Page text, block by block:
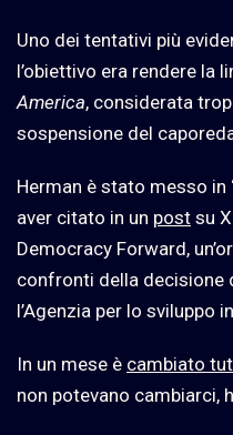
Uno dei tentativi più
l’obiettivo era rendere la
America, considerata
sospensione del
Herman è stato messo in
aver citato in un post su
Democracy Forward,
confronti della decisione
l’Agenzia per lo sviluppo
In un mese è cambiato
non potevano cambiarci,